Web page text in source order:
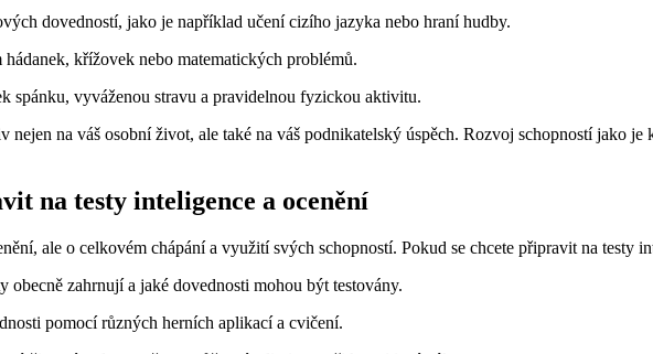
dovedností, jako je například učení cizího jazyka nebo hraní hudby.
křížovek nebo matematických problémů.
spánku, vyváženou stravu a pravidelnou fyzickou aktivitu.
na váš osobní život, ale také na váš podnikatelský úspěch. Rozvoj schopností jako
na testy inteligence a ocenění
ale o celkovém chápání a využití svých schopností. Pokud se chcete připravit na testy
zahrnují a jaké dovednosti mohou být testovány.
pomocí různých herních aplikací a cvičení.